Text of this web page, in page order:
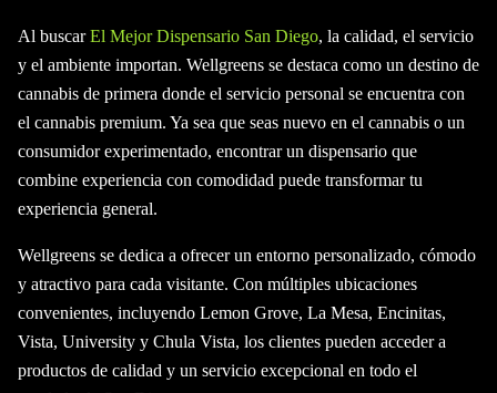
Al buscarEl Mejor Dispensario San Diego, la calidad, el servicio
y el ambiente importan. Wellgreens se destaca como un destino de
cannabis de primera donde el servicio personal se encuentra con
el cannabis premium. Ya sea que seas nuevo en el cannabis o un
consumidor experimentado, encontrar un dispensario que
combine experiencia con comodidad puede transformar tu
experiencia general.
Wellgreens se dedica a ofrecer un entorno personalizado, cómodo
y atractivo para cada visitante. Con múltiples ubicaciones
convenientes, incluyendo Lemon Grove, La Mesa, Encinitas,
Vista, University y Chula Vista, los clientes pueden acceder a
productos de calidad y un servicio excepcional en todo el